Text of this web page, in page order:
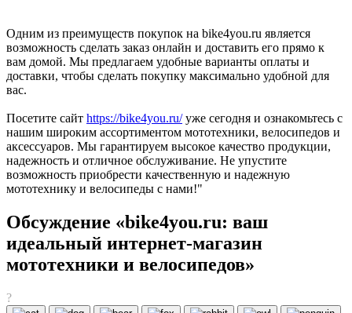
Одним из преимуществ покупок на bike4you.ru является
возможность сделать заказ онлайн и доставить его прямо к
вам домой. Мы предлагаем удобные варианты оплаты и
доставки, чтобы сделать покупку максимально удобной для
вас.
Посетите сайт https://bike4you.ru/уже сегодня и ознакомьтесь с
нашим широким ассортиментом мототехники, велосипедов и
аксессуаров. Мы гарантируем высокое качество продукции,
надежность и отличное обслуживание. Не упустите
возможность приобрести качественную и надежную
мототехнику и велосипеды с нами!"
Обсуждение «bike4you.ru: ваш
идеальный интернет-магазин
мототехники и велосипедов»
?